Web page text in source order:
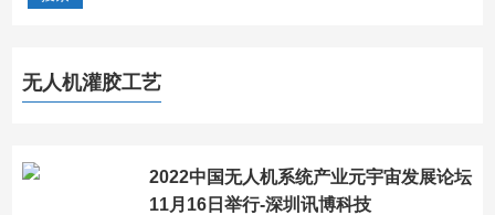
无人机灌胶工艺
2022中国无人机系统产业元宇宙发展论坛
11月16日举行-深圳讯博科技